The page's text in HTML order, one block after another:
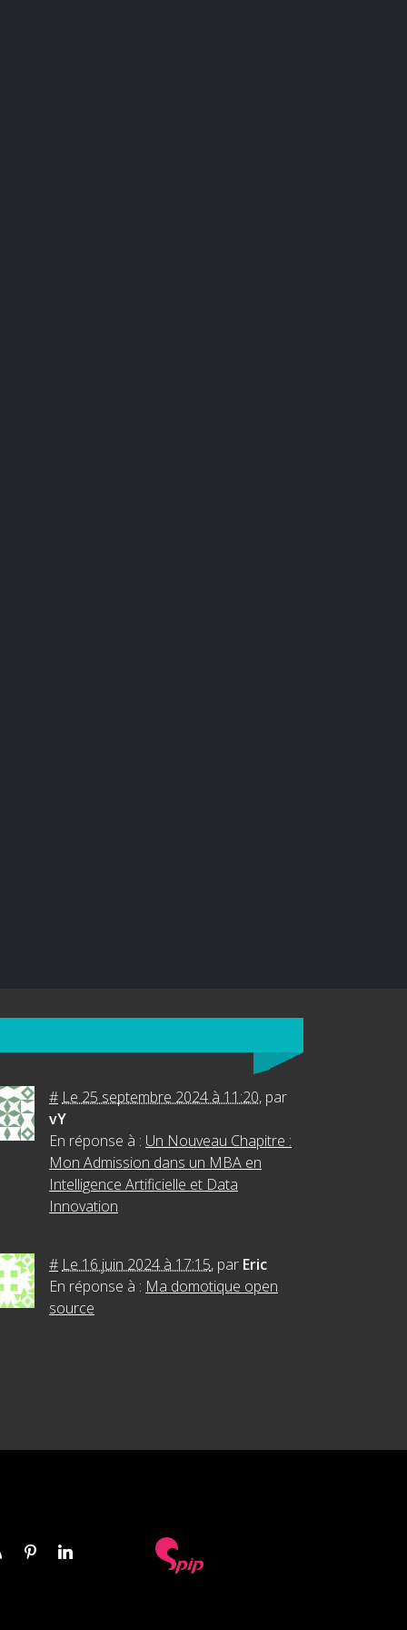
# Le 25 septembre 2024 à 11:20, par
vY
En réponse à : Un Nouveau Chapitre :
Mon Admission dans un MBA en
Intelligence Artificielle et Data
Innovation
# Le 16 juin 2024 à 17:15, par Eric
En réponse à : Ma domotique open
source